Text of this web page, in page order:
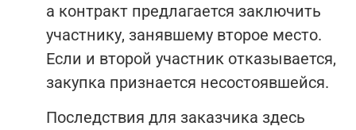
а контракт предлагается заключить
участнику, занявшему второе место.
Если и второй участник отказывается,
закупка признается несостоявшейся.
Последствия для заказчика здесь